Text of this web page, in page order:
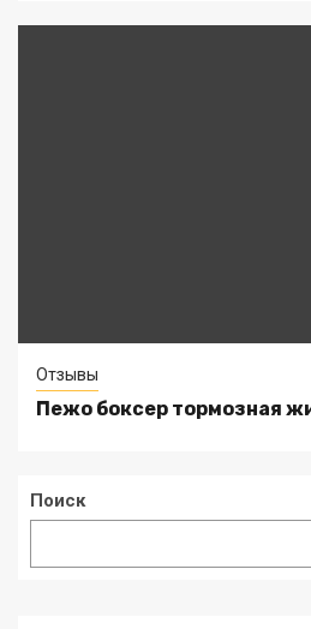
Отзывы
Пежо боксер тормозная
Поиск